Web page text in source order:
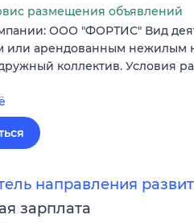
размещения объявлений
ООО "ФОРТИС" Вид
или арендованным
коллектив. Условия
направления
зарплата